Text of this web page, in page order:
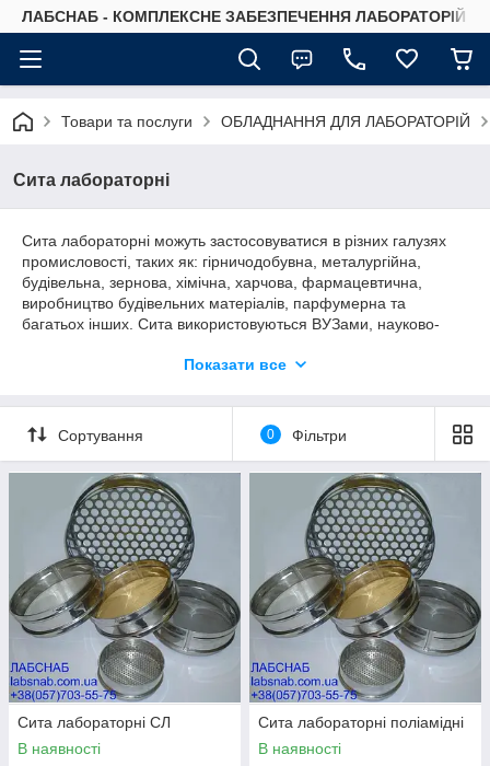
ЛАБСНАБ - КОМПЛЕКСНЕ ЗАБЕЗПЕЧЕННЯ ЛАБОРАТОРІЙ
Товари та послуги ОБЛАДНАННЯ ДЛЯ ЛАБОРАТОРІЙ
Сита лабораторні
Сита лабораторні можуть застосовуватися в різних галузях
промисловості, таких як: гірничодобувна, металургійна,
будівельна, зернова, хімічна, харчова, фармацевтична,
виробництво будівельних матеріалів, парфумерна та
багатьох інших. Сита використовуються ВУЗами, науково-
Набори звт формуються у відповідності з вимогами
За запитом Замовника сита можуть бути піддані перевірці і
надано сертифікат про калібрування (послуга платна).
Показати все
Сортування 0 Фільтри
Сита лабораторні СЛ
В наявності
Сита лабораторні поліамідні
В наявності